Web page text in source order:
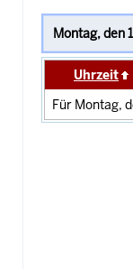
Uhrzeit
Für Montag,